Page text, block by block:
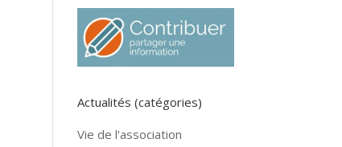
Actualités (catégories)
Vie de l'association